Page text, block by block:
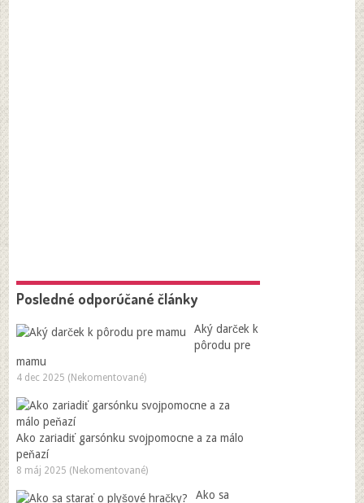
Posledné odporúčané články
Aký darček k
pôrodu pre
mamu
4 dec 2025 (Nekomentované)
Ako zariadiť garsónku svojpomocne a za málo
peňazí
8 máj 2025 (Nekomentované)
Ako sa